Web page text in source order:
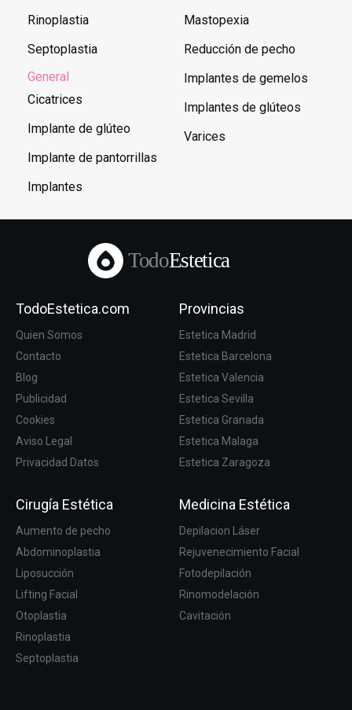
Rinoplastia
Septoplastia
General
Cicatrices
Implante de glúteo
Implante de pantorrillas
Implantes
Mastopexia
Reducción de pecho
Implantes de gemelos
Implantes de glúteos
Varices
TodoEstetica
TodoEstetica.com
Quien Somos
Contacto
Blog
Publicidad
Cookies
Aviso Legal
Privacidad Datos
Provincias
Estetica Madrid
Estetica Barcelona
Estetica Valencia
Estetica Sevilla
Estetica Granada
Estetica Malaga
Estetica Zaragoza
Cirugía Estética
Aumento de pecho
Abdominoplastia
Liposucción
Lifting Facial
Otoplastia
Rinoplastia
Septoplastia
Medicina Estética
Depilacion Láser
Rejuvenecimiento Facial
Fotodepilación
Rinomodelación
Cavitación